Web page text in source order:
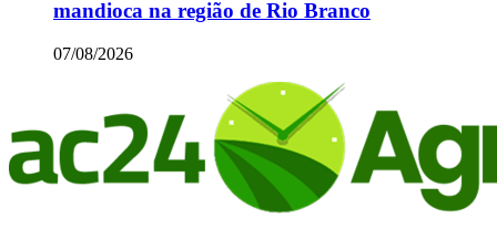
mandioca na região de Rio Branco
07/08/2026